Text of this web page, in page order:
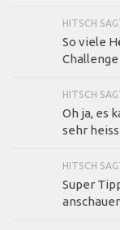
HITSCH
So viele
Challenge
HITSCH
Oh ja, es
sehr
HITSCH
Super